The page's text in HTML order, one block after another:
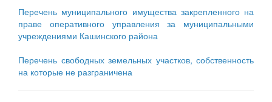
Перечень муниципального имущества закрепленного на
праве оперативного управления за муниципальными
учреждениями Кашинского района
Перечень свободных земельных участков, собственность
на которые не разграничена